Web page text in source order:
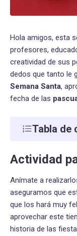
Hola amigos, esta
profesores,
creatividad de sus
dedos que tanto le
Semana Santa,
fecha de las
Tabla de
Actividad
Anímate a
aseguramos que
que los hará muy
aprovechar este
historia de las